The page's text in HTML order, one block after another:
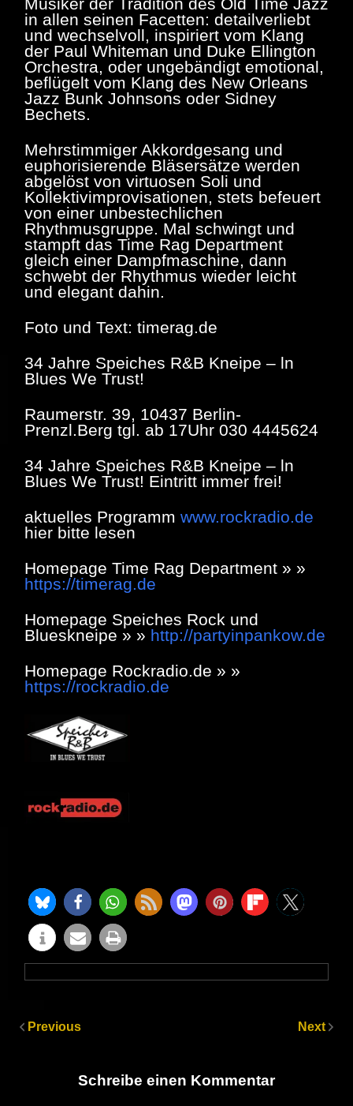
in allen seinen Facetten: detailverliebt
und wechselvoll, inspiriert vom Klang
der Paul Whiteman und Duke Ellington
Orchestra, oder ungebändigt emotional,
beflügelt vom Klang des New Orleans
Jazz Bunk Johnsons oder Sidney
Bechets.
Mehrstimmiger Akkordgesang und
euphorisierende Bläsersätze werden
abgelöst von virtuosen Soli und
Kollektivimprovisationen, stets befeuert
von einer unbestechlichen
Rhythmusgruppe. Mal schwingt und
stampft das Time Rag Department
gleich einer Dampfmaschine, dann
schwebt der Rhythmus wieder leicht
und elegant dahin.
Foto und Text: timerag.de
34 Jahre Speiches R&B Kneipe – ln
Blues We Trust!
Raumerstr. 39, 10437 Berlin-
Prenzl.Berg tgl. ab 17Uhr 030 4445624
34 Jahre Speiches R&B Kneipe – ln
Blues We Trust! Eintritt immer frei!
aktuelles Programm www.rockradio.de
hier bitte lesen
Homepage Time Rag Department » »
https://timerag.de
Homepage Speiches Rock und
Blueskneipe » » http://partyinpankow.de
Homepage Rockradio.de » »
https://rockradio.de
Previous Next
Schreibe einen Kommentar